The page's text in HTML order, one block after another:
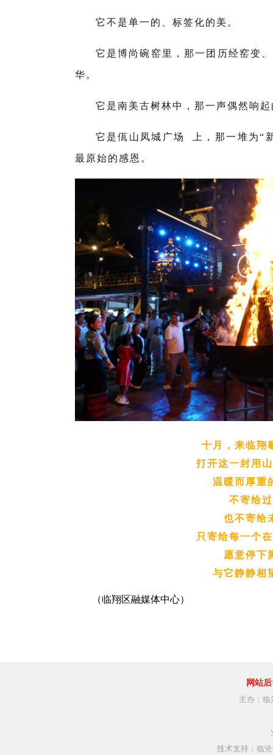
它不是单一的、标签化的美。
它是博尚碗窑里，那一团历经窑变
华。
它是南美古树林中，那一声偶然响
它是佤山凤城广场 上，那一堆为“
最原始的感恩。
十月，来临翔
打开这一封用
温暖而厚重
不寄给
也不寄给
只寄给每一个
愿意停下
与它静静相
（临翔区融媒体中心）
网站
主办：
技术支持：临